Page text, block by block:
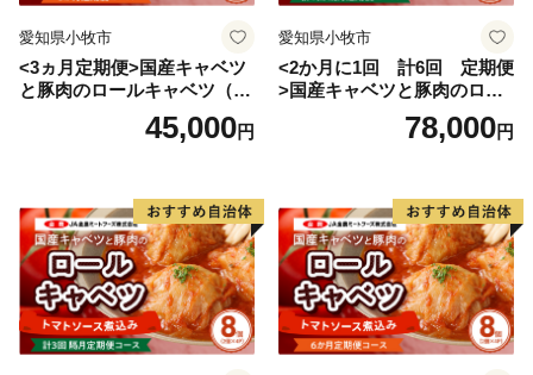
愛知県小牧市
<3ヵ月定期便>国産キャベツ
と豚肉のロールキャベツ（6P
45,000円
愛知県小牧市
<2か月に1回 計6回 定期便
>国産キャベツと豚肉のロー
ルキャベツ（4P入り）
78,000円